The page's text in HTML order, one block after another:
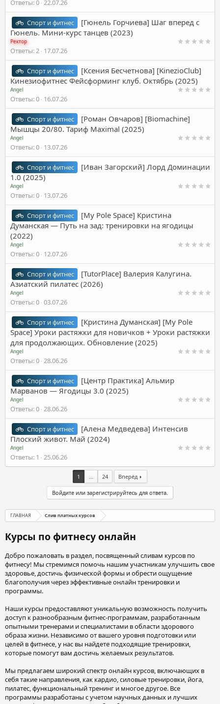
Ответы 0 22.07.26
Спорт и фитнес
[Гюнель Горчиева] Шаг вперед с
Гюнель. Мини-курс танцев (2023)
Ректор
Ответы 2 17.07.26
Спорт и фитнес
[Ксения Бесчетнова] [KinezioClub]
Кинезиофитнес Фейсформинг клуб. Октябрь (2025)
Angel
Ответы 0 16.07.26
Спорт и фитнес
[Роман Овчаров] [Biomachine]
Мышцы 20/80. Тариф Maximal (2025)
Angel
Ответы 0 13.07.26
Спорт и фитнес
[Иван Загорский] Лорд Доминации
1.0 (2025)
Angel
Ответы 0 13.07.26
Спорт и фитнес
[My Pole Space] Кристина
Думанская ― Путь на зад: тренировки на ягодицы
(2022)
Angel
Ответы 0 12.07.26
Спорт и фитнес
[TutorPlace] Валерия Калугина.
Азиатский пилатес (2026)
Angel
Ответы 0 03.07.26
Спорт и фитнес
[Кристина Думанская] [My Pole
Space] Уроки растяжки для новичков + Уроки растяжки
для продолжающих. Обновление (2025)
Angel
Ответы 0 28.06.26
Спорт и фитнес
[Центр Практика] Альмир
Марванов ― Ягодицы 3.0 (2025)
Angel
Ответы 0 28.06.26
Спорт и фитнес
[Алена Медведева] Интенсив
Плоский живот. Май (2024)
Angel
Ответы 1 25.06.26
1 ... 24 Вперёд
Войдите или зарегистрируйтесь для ответа.
ГЛАВНАЯ Слив платных курсов
Курсы по фитнесу онлайн
Добро пожаловать в раздел, посвященный сливам курсов по
фитнесу! Мы стремимся помочь нашим участникам улучшить свое
здоровье, достичь физической формы и обрести ощущение
благополучия через эффективные онлайн тренировки и
программы.
Наши курсы предоставляют уникальную возможность получить
доступ к разнообразным фитнес-программам, разработанным
опытными тренерами и специалистами в области здорового
образа жизни. Независимо от вашего уровня подготовки или
целей в фитнесе, у нас вы найдете подходящие тренировки,
которые помогут вам достичь желаемых результатов.
Мы предлагаем широкий спектр онлайн курсов, включающих в
себя такие направления, как кардио, силовые тренировки, йога,
пилатес, функциональный тренинг и многое другое. Все
программы разработаны с учетом научных данных и лучших